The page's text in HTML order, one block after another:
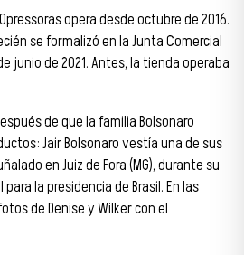
opera desde octubre de 2016.
se formalizó en la Junta Comercial
de junio de 2021. Antes, la tienda operaba
de que la familia Bolsonaro
Jair Bolsonaro vestía una de sus
en Juiz de Fora (MG), durante su
la presidencia de Brasil. En las
de Denise y Wilker con el